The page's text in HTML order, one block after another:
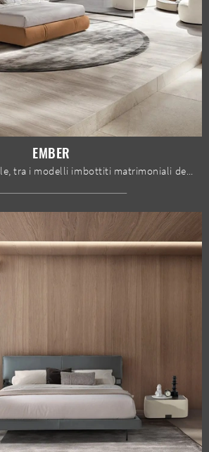
EMBER
Il letto Ember in pelle, tra i modelli imbottiti matrimoniali design di Max Divani, è pensato per garantirti il riposo migliore.